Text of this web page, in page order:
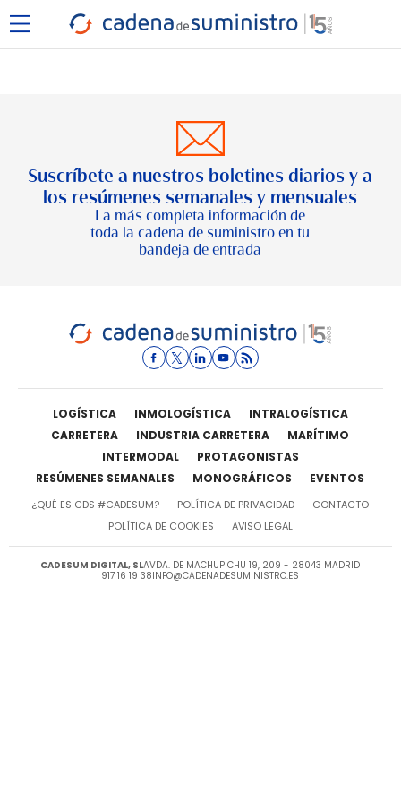
Suscríbete a nuestros boletines diarios y a
los resúmenes semanales y mensuales
La más completa información de
toda la cadena de suministro en tu
bandeja de entrada
LOGÍSTICA INMOLOGÍSTICA
INTRALOGÍSTICA
CARRETERA
INDUSTRIA CARRETERA
MARÍTIMO
INTERMODAL
PROTAGONISTAS
RESÚMENES SEMANALES
MONOGRÁFICOS EVENTOS
¿QUÉ ES CDS #CADESUM? POLÍTICA DE PRIVACIDAD
CONTACTO
POLÍTICA DE COOKIES
AVISO LEGAL
CADESUM DIGITAL, SLAVDA. DE MACHUPICHU 19, 209 - 28043 MADRID
917 16 19 38INFO@CADENADESUMINISTRO.ES